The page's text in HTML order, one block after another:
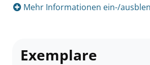
Mehr Informationen ein-/
Exemplare